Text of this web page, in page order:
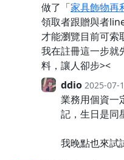
做了「家具飾物再
領取者跟贈與者
才能瀏覽目前可索
我在註冊這一步就
料，讓人卻步><
ddio 2025-07-
業務用個資一
記，生日是同
我晚點也來試